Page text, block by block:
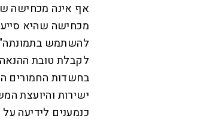
אף אינה מכחישה
מכחישה שהיא
להשתמש
לקבלת טובת
בחשדות החמורים
ישירות והיועצת
כנמענים לידיעה